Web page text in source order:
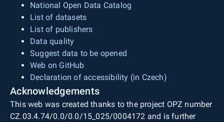
National Open Data Catalog
List of datasets
List of publishers
Data quality
Suggest data to be opened
Web on GitHub
Declaration of accessibility (in Czech)
Acknowledgements
This web was created thanks to the project OPZ number
CZ.03.4.74/0.0/0.0/15_025/0004172 and is further